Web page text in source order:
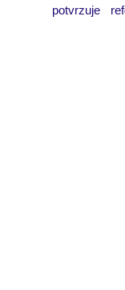
potvrzuje